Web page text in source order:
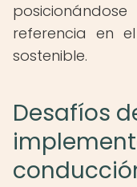
referencia en
sostenible.
Desafíos